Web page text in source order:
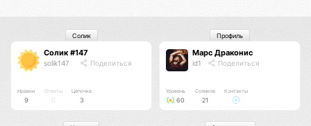
Солик #147
solik147 Поделиться
Нравки
9
Ответы
0
Цепочка
3
Солик
Марс Драконис
id1 Поделиться
Уровень
60
Соликов
21
Контакты
Профиль